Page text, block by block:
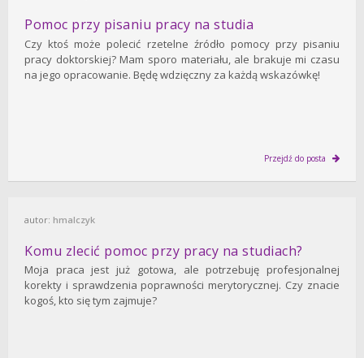
Pomoc przy pisaniu pracy na studia
Czy ktoś może polecić rzetelne źródło pomocy przy pisaniu
pracy doktorskiej? Mam sporo materiału, ale brakuje mi czasu
na jego opracowanie. Będę wdzięczny za każdą wskazówkę!
Przejdź do posta
autor: hmalczyk
Komu zlecić pomoc przy pracy na studiach?
Moja praca jest już gotowa, ale potrzebuję profesjonalnej
korekty i sprawdzenia poprawności merytorycznej. Czy znacie
kogoś, kto się tym zajmuje?